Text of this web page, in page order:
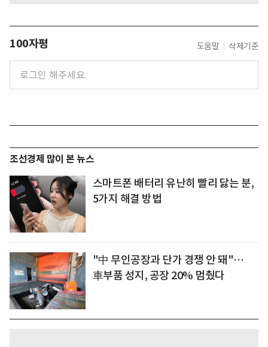
100자평 도움말 삭제기준
조선경제 많이 본 뉴스
스마트폰 배터리 유난히 빨리 닳는 분,
5가지 해결 방법
"中 무인공장과 단가 경쟁 안 돼"…
車부품 성지, 공장 20% 멈췄다